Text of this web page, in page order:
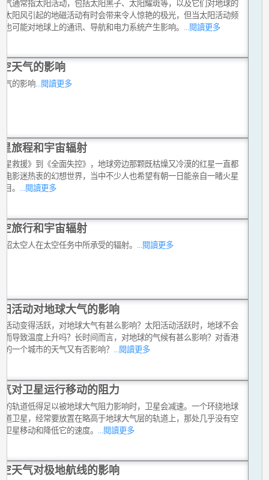
气通常指太阳活动，包括太阳黑子、太阳耀斑等，以及它们对地球的
太阳风引起的地磁活动有时会带来令人惊艳的极光，但当太阳活动频
也可能对地球上的通讯、导航和电力系统产生影响。
...閱讀更多
天气的影响
气的影响...閱讀更多
旅程和宇宙辐射
星救援》到《全面失控》，地球旁边那颗既枯燥又冷漠的红星一直都
电影迷热衷的幻想世界，当中不少人也希望有朝一日能亲自一睹火星
。 ...閱讀更多
旅行和宇宙辐射
绍太空人在太空任务中所承受的辐射。 ...閱讀更多
活动对地球大气的影响
活动变得活跃，对地球大气有甚么影响？太阳活动活跃时，地球不会
而导致温度上升吗？长时间而言，对地球的气候有甚么影响？对香港
的一个城市的天气又有否影响？ ...閱讀更多
对卫星运行移动的阻力
的轨道低得足以被地球大气阻力影响时，卫星会减速。一个环绕地球
道卫星，经常要放置在略高于地球大气层的轨道上，那处几乎没有空
卫星移动和降低它的速度。
...閱讀更多
天气对极地航线的影响